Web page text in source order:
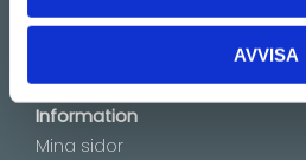
AVVISA
Information
Mina sidor